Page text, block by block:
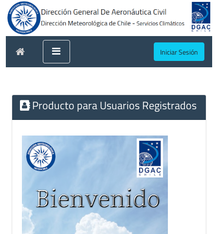
Iniciar Sesión
Producto para Usuarios Registrados